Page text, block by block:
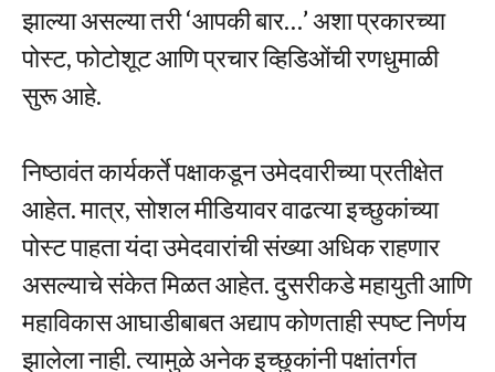
झाल्या असल्या तरी ‘आपकी बार…’ अशा प्रकारच्या
पोस्ट, फोटोशूट आणि प्रचार व्हिडिओंची रणधुमाळी
सुरू आहे.
निष्ठावंत कार्यकर्ते पक्षाकडून उमेदवारीच्या प्रतीक्षेत
आहेत. मात्र, सोशल मीडियावर वाढत्या इच्छुकांच्या
पोस्ट पाहता यंदा उमेदवारांची संख्या अधिक राहणार
असल्याचे संकेत मिळत आहेत. दुसरीकडे महायुती आणि
महाविकास आघाडीबाबत अद्याप कोणताही स्पष्ट निर्णय
झालेला नाही. त्यामुळे अनेक इच्छुकांनी पक्षांतर्गत